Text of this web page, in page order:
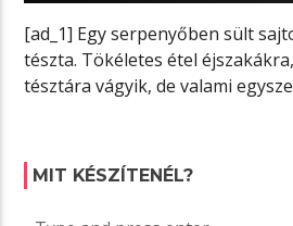
[ad_1] Egy serpenyőben sült
tészta. Tökéletes étel
tésztára vágyik, de valami
MIT KÉSZÍTENÉL?